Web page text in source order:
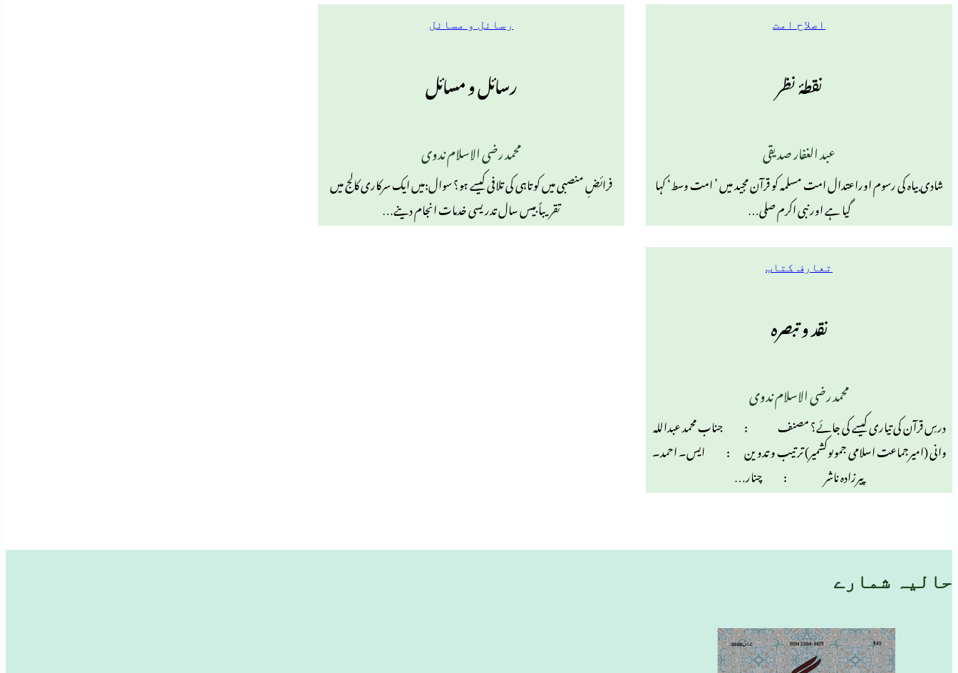
اصلاح امت
نقطۂ نظر
عبد الغفار صدیقی
شادی بیاہ کی رسوم اوراعتدال امت مسلمہ کو قرآن مجید میں ’ امت وسط‘ کہا
گیا ہے اورنبی اکرم صلی…
رسائل و مسائل
رسائل و مسائل
محمد رضی الاسلام ندوی
فرائضِ منصبی میں کوتاہی کی تلافی کیسے ہو؟ سوال:میں ایک سرکاری کالج میں
تقریباً بیس سال تدریسی خدمات انجام دینے…
تعارف کتاب
نقد و تبصرہ
محمد رضی الاسلام ندوی
درسِ قرآن کی تیاری کیسے کی جائے؟ مصنف : جناب محمد عبداللہ
وانی (امیرجماعت اسلامی جموںوکشمیر) ترتیب و تدوین : ایس۔ احمد۔
پیرزادہ ناشر : چنار…
حالیہ شمارے